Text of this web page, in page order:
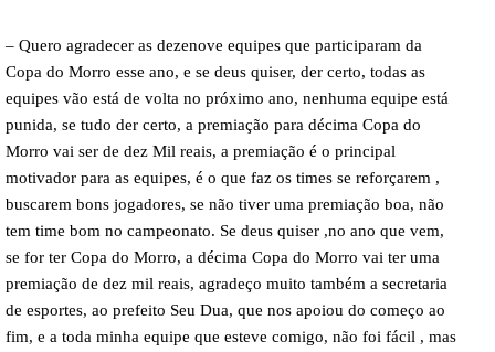
– Quero agradecer as dezenove equipes que participaram da
Copa do Morro esse ano, e se deus quiser, der certo, todas as
equipes vão está de volta no próximo ano, nenhuma equipe está
punida, se tudo der certo, a premiação para décima Copa do
Morro vai ser de dez Mil reais, a premiação é o principal
motivador para as equipes, é o que faz os times se reforçarem ,
buscarem bons jogadores, se não tiver uma premiação boa, não
tem time bom no campeonato. Se deus quiser ,no ano que vem,
se for ter Copa do Morro, a décima Copa do Morro vai ter uma
premiação de dez mil reais, agradeço muito também a secretaria
de esportes, ao prefeito Seu Dua, que nos apoiou do começo ao
fim, e a toda minha equipe que esteve comigo, não foi fácil , mas